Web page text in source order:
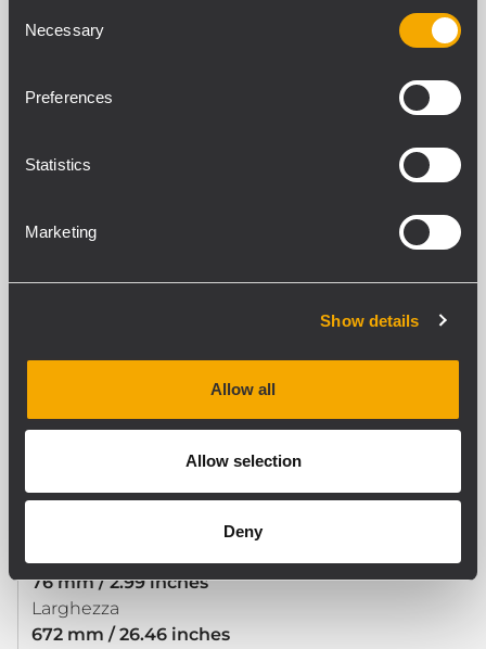
Selection
Necessary
Preferences
Statistics
Marketing
Show details
Allow all
Allow selection
Deny
CE compliant
Materiale Cabinet/Case
76 mm / 2.99 inches
Larghezza
672 mm / 26.46 inches